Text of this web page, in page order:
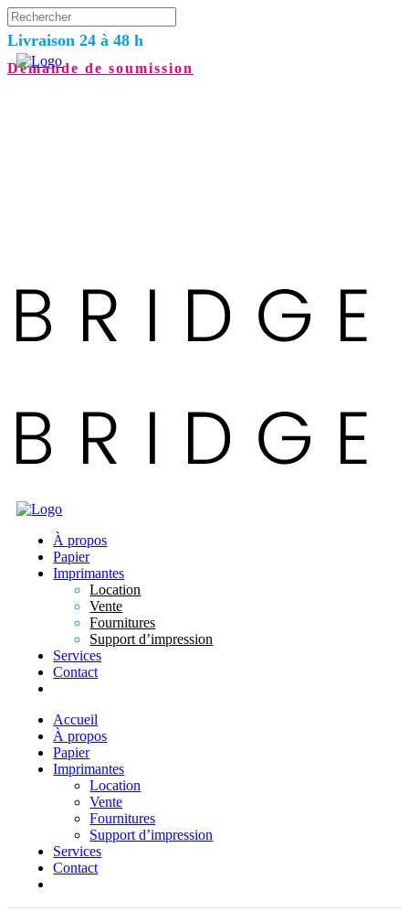
Livraison 24 à 48 h
Demande de soumission
À propos
Papier
Imprimantes
Location
Vente
Fournitures
Support d’impression
Services
Contact
Accueil
À propos
Papier
Imprimantes
Location
Vente
Fournitures
Support d’impression
Services
Contact